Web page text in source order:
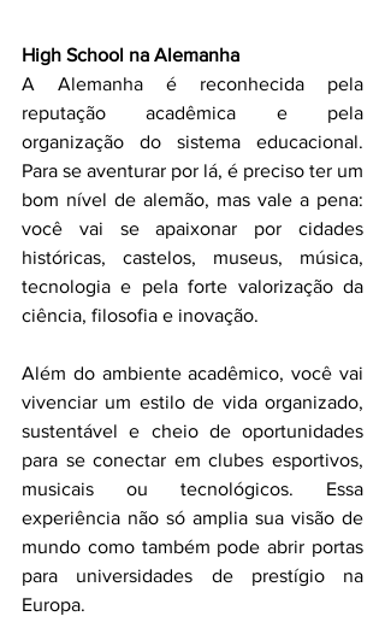
High School na Alemanha
A Alemanha é reconhecida pela
reputação acadêmica e pela
organização do sistema educacional.
Para se aventurar por lá, é preciso ter um
bom nível de alemão, mas vale a pena:
você vai se apaixonar por cidades
históricas, castelos, museus, música,
tecnologia e pela forte valorização da
ciência, filosofia e inovação.
Além do ambiente acadêmico, você vai
vivenciar um estilo de vida organizado,
sustentável e cheio de oportunidades
para se conectar em clubes esportivos,
musicais ou tecnológicos. Essa
experiência não só amplia sua visão de
mundo como também pode abrir portas
para universidades de prestígio na
Europa.